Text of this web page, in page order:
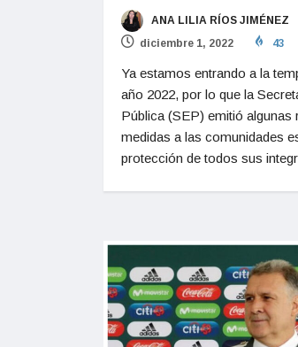
ANA LILIA RÍOS JIMÉNEZ
diciembre 1, 2022
43
Ya estamos entrando a la
año 2022, por lo que la
Pública (SEP) emitió algunas
medidas a las comunidades
protección de todos sus